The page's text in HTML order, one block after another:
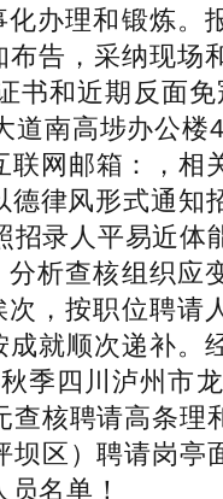
办理和锻炼。
告，采纳现场
书和近期反面
南高埗办公楼
网邮箱：，相
律风形式通知
录人平易近体
析查核组织应
，按职位聘请
就顺次递补。
季四川泸州市
核聘请高条理
区）聘请岗亭
名单！